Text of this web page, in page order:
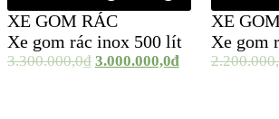
XE GOM RÁC
Xe gom rác inox 500 lít
3.300.000,0₫ 3.000.000,0₫
XE
Xe gom